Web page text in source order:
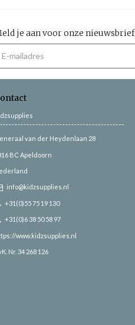
je aan voor onze nieuwsbrief
van der Heydenlaan 28
BC Apeldoorn
info@kidzsupplies.nl
+31(0)55 75 19 130
+31(0)6 38 50 58 97
www.kidzsupplies.nl
Nr. 34 268 126